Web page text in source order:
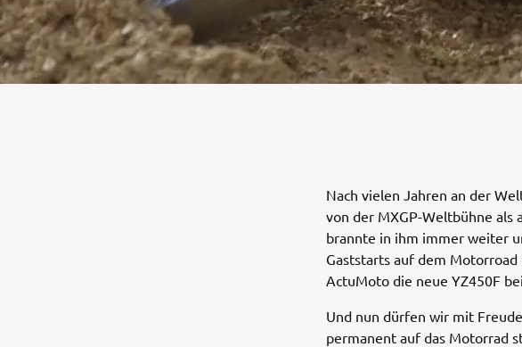
Nach vielen Jahren an der
von der MXGP-Weltbühne als
brannte in ihm immer weiter
Gaststarts auf dem
ActuMoto die neue YZ450F
Und nun dürfen wir mit
permanent auf das Motorrad